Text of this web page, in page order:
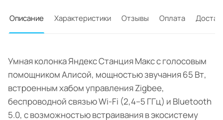
Описание Характеристики Отзывы Оплата
Умная колонка Яндекс Станция Макс с голосовым
помощником Алисой, мощностью звучания 65 Вт,
встроенным хабом управления Zigbee,
беспроводной связью Wi-Fi (2,4–5 ГГц) и Bluetooth
5.0, с возможностью встраивания в экосистему